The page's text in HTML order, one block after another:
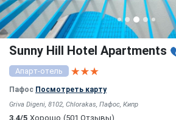
Sunny Hill Hotel Apartments
Апарт-отель
Пафос Посмотреть карту
Griva Digeni, 8102, Chlorakas, Пафос, Кипр
3.4/5 Хорошо (501 Отзывы)